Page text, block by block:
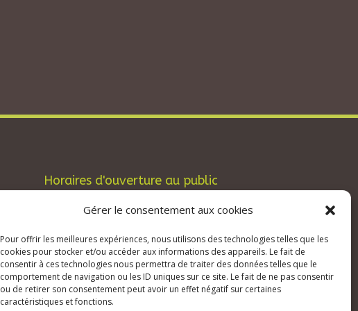
Gérer le consentement aux cookies
Pour offrir les meilleures expériences, nous utilisons des technologies telles que les
cookies pour stocker et/ou accéder aux informations des appareils. Le fait de
consentir à ces technologies nous permettra de traiter des données telles que le
comportement de navigation ou les ID uniques sur ce site. Le fait de ne pas consentir
ou de retirer son consentement peut avoir un effet négatif sur certaines
caractéristiques et fonctions.
Horaires d'ouverture au public
Les lundis, mardis et jeudis : de 8h à 12h et
Les mercredis : de 13h30 à 17h30.
Les vendredis : de 8h à 12h.